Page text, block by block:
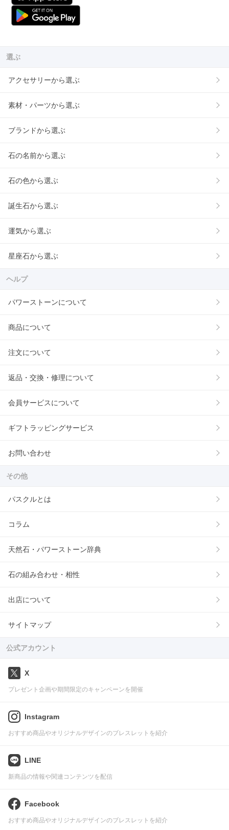
選ぶ
アクセサリーから選ぶ
素材・パーツから選ぶ
ブランドから選ぶ
石の名前から選ぶ
石の色から選ぶ
誕生石から選ぶ
運気から選ぶ
星座石から選ぶ
ヘルプ
パワーストーンについて
商品について
注文について
返品・交換・修理について
会員サービスについて
ギフトラッピングサービス
お問い合わせ
その他
パスクルとは
コラム
天然石・パワーストーン辞典
石の組み合わせ・相性
出店について
サイトマップ
公式アカウント
X
プレゼント企画や期間限定のキャンペーンを開催
Instagram
おすすめ商品やオリジナルデザインのブレスレットを紹介
LINE
新商品の情報や関連コンテンツを配信
Facebook
おすすめ商品やオリジナルデザインのブレスレットを紹介